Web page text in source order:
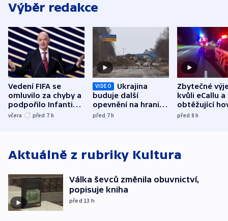
Výběr redakce
Vedení FIFA se
omluvilo za chyby a
podpořilo Infantina.
UEFA trvá na
včera před 7 h
VIDEO
Ukrajina
buduje další
opevnění na hranici
s Běloruskem
před 7h
Zbytečné
kvůli eCallu a
obtěžující
zdržují
před 8h
Aktuálně z rubriky Kultura
Válka ševců změnila obuvnictví,
popisuje kniha
před 13 h